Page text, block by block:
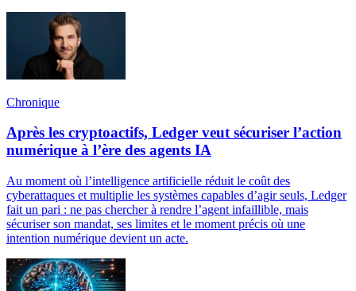
Chronique
Après les cryptoactifs, Ledger veut sécuriser l’action
numérique à l’ère des agents IA
Au moment où l’intelligence artificielle réduit le coût des
cyberattaques et multiplie les systèmes capables d’agir seuls, Ledger
fait un pari : ne pas chercher à rendre l’agent infaillible, mais
sécuriser son mandat, ses limites et le moment précis où une
intention numérique devient un acte.